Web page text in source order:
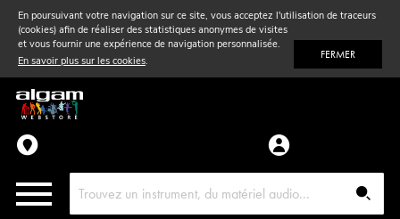
En poursuivant votre navigation sur ce site, vous acceptez l'utilisation de traceurs
(cookies) afin de réaliser des statistiques anonymes de visites
et vous fournir une expérience de navigation personnalisée.
En savoir plus sur les cookies. FERMER
Vent& Violon
Accessoires
Pièces détachées